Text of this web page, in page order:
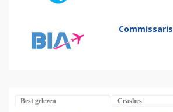
Commissaris
Best gelezen Crashes